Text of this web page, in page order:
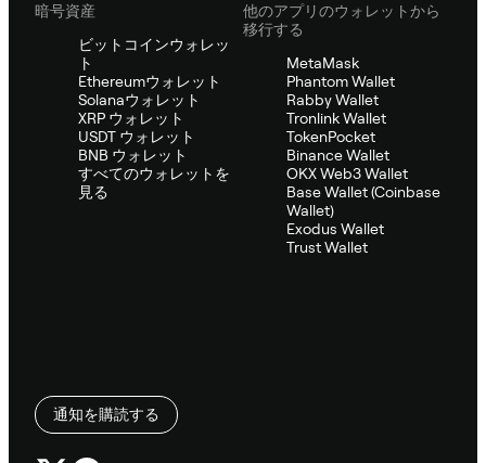
暗号資産
ビットコインウォレッ
ト
Ethereumウォレット
Solanaウォレット
XRP ウォレット
USDT ウォレット
BNB ウォレット
すべてのウォレットを
見る
他のアプリのウォレットから
移行する
MetaMask
Phantom Wallet
Rabby Wallet
Tronlink Wallet
TokenPocket
Binance Wallet
OKX Web3 Wallet
Base Wallet (Coinbase
Wallet)
Exodus Wallet
Trust Wallet
通知を購読する